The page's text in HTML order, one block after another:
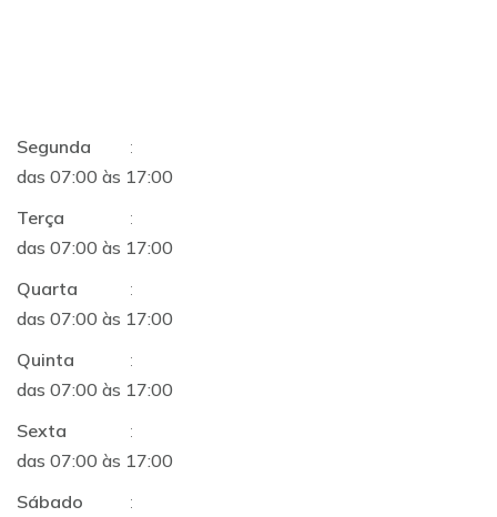
Segunda
:
das 07:00 às 17:00
Terça
:
das 07:00 às 17:00
Quarta
:
das 07:00 às 17:00
Quinta
:
das 07:00 às 17:00
Sexta
:
das 07:00 às 17:00
Sábado
: